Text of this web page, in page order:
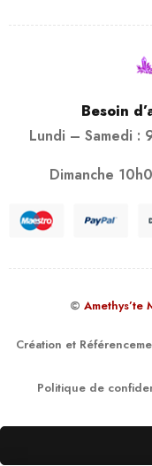
Besoin
Lundi – Samedi
Dimanche
© Amethys’te
Création et
Politique de